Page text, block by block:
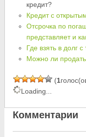
кредит?
Кредит с
Отсрочка по
представляет и
Где взять в долг
Можно ли
(1
Loading...
Комментарии